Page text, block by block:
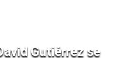
Gutiérrez se